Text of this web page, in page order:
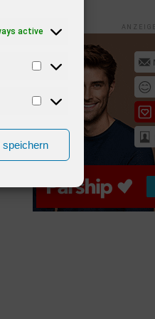
active
speichern
ANZEIGE